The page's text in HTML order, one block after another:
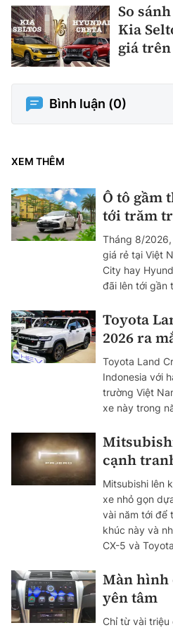
So
Kia
giá
Bình luận (0)
XEM THÊM
Ô tô gầm
tới trăm
Tháng 8/
giá rẻ tại Việt
City hay
đãi lên tới gần
Toyota
2026 ra
Toyota Land
Indonesia với
trường Việt
xe này trong
cạnh
Mitsubishi lên
xe nhỏ gọn
vài năm tới để
khúc này và
CX-5 và
Màn hình
yên tâm
Chỉ từ vài triệu